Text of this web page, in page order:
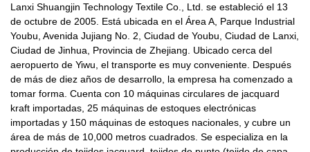
Lanxi Shuangjin Technology Textile Co., Ltd. se estableció el 13
de octubre de 2005. Está ubicada en el Área A, Parque Industrial
Youbu, Avenida Jujiang No. 2, Ciudad de Youbu, Ciudad de Lanxi,
Ciudad de Jinhua, Provincia de Zhejiang. Ubicado cerca del
aeropuerto de Yiwu, el transporte es muy conveniente. Después
de más de diez años de desarrollo, la empresa ha comenzado a
tomar forma. Cuenta con 10 máquinas circulares de jacquard
kraft importadas, 25 máquinas de estoques electrónicas
importadas y 150 máquinas de estoques nacionales, y cubre un
área de más de 10,000 metros cuadrados. Se especializa en la